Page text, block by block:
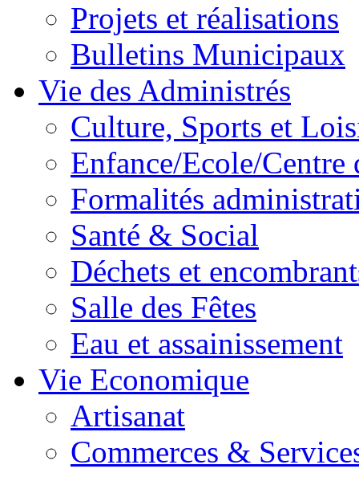
Projets et réalisations
Bulletins Municipaux
Vie des Administrés
Culture, Sports et
Enfance/Ecole/Centre
Formalités
Santé & Social
Déchets et
Salle des Fêtes
Eau et assainissement
Vie Economique
Artisanat
Commerces &